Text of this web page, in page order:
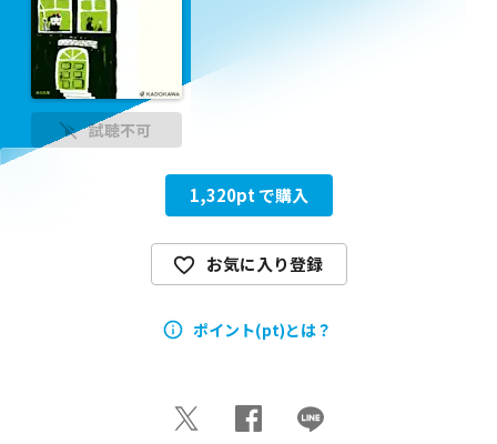
試聴不可
1,320pt で購入
お気に入り登録
ポイント(pt)とは？